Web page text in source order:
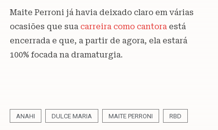
Maite Perroni já havia deixado claro em várias
ocasiões que sua carreira como cantora está
encerrada e que, a partir de agora, ela estará
100% focada na dramaturgia.
ANAHI DULCE MARIA MAITE PERRONI RBD